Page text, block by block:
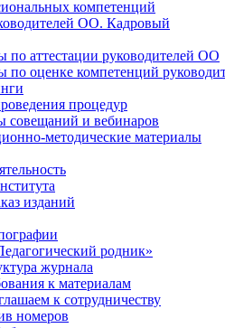
компетенций
ОО. Кадровый
по аттестации руководителей ОО
по оценке компетенций
процедур
совещаний и вебинаров
методические материалы
изданий
родник»
журнала
к материалам
к сотрудничеству
номеров